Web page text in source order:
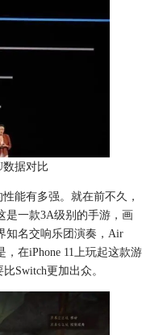
数据对比
能有多强。就在前不久，
是一款3A级别的手游，画
知名交响乐团演奏，Air
在iPhone 11上玩起这款游
Switch更加出众。